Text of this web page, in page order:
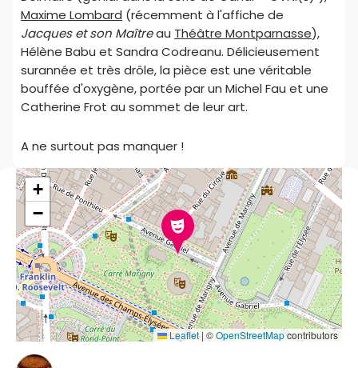
Maxime Lombard (récemment à l'affiche de
Jacques et son Maîtreau Théâtre Montparnasse),
Hélène Babu et Sandra Codreanu. Délicieusement
surannée et très drôle, la pièce est une véritable
bouffée d'oxygène, portée par un Michel Fau et une
Catherine Frot au sommet de leur art.
A ne surtout pas manquer !
+
−
Leaflet| ©OpenStreetMapcontributors